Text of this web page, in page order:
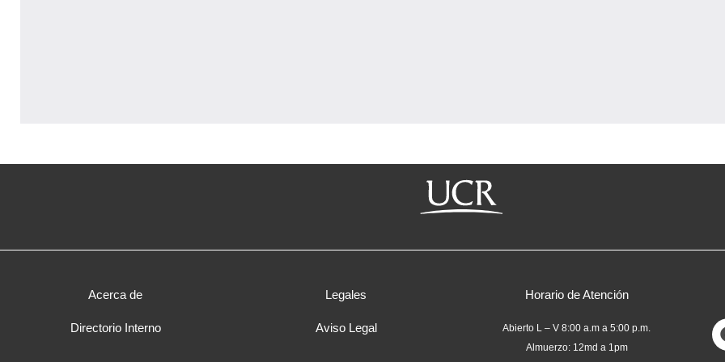
Acerca de
Directorio Interno
Legales
Aviso Legal
Horario de Atención
Abierto L – V 8:00 a.m a 5:00 p.m.
Almuerzo: 12md a 1pm